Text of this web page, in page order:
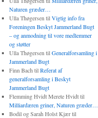
Naturen græder…
Ulla Thøgersen tilVigtig info fra
Foreningen Beskyt Jammerland Bugt
– og anmodning til vore medlemmer
og støtter
Ulla Thøgersen tilGeneralforsamling i
Jammerland Bugt
Finn Bach tilReferat af
generalforsamling i Beskyt
Jammerland Bugt
Flemming Hvidt Merete Hvidttil
Milliardæren griner, Naturen græder…
Bodil og Sarah Holst Kjærtil